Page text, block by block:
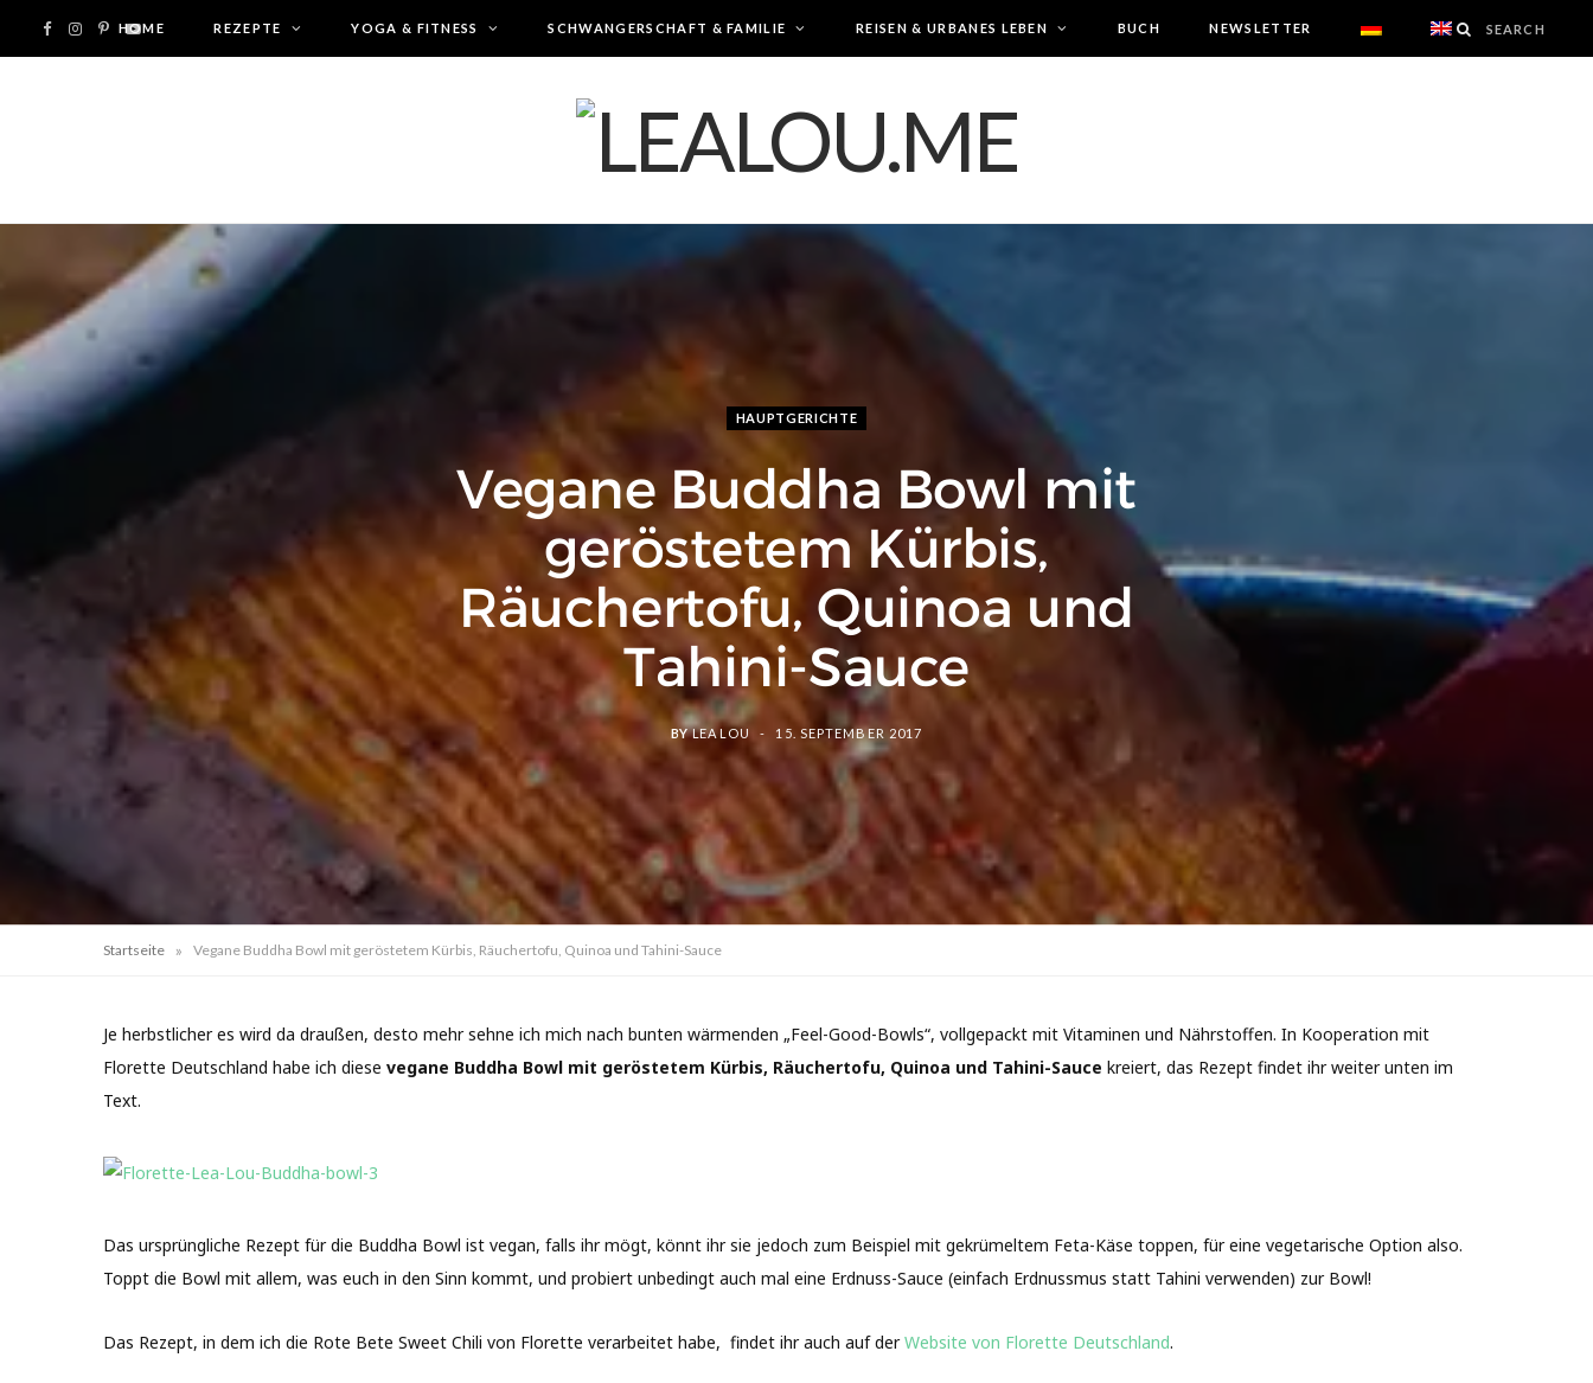
F
k
I
g
P
e
Y
u
e
HOME REZEPTE YOGA & FITNESS SCHWANGERSCHAFT & FAMILIE REISEN & URBANES LEBEN BUCH NEWSLETTER
HAUPTGERICHTE
Vegane Buddha Bowl mit
geröstetem Kürbis,
Räuchertofu, Quinoa und
Tahini-Sauce
BY LEA LOU 15. SEPTEMBER 2017
Startseite » Vegane Buddha Bowl mit geröstetem Kürbis, Räuchertofu, Quinoa und Tahini-Sauce
Je herbstlicher es wird da draußen, desto mehr sehne ich mich nach bunten wärmenden „Feel-Good-Bowls“, vollgepackt mit Vitaminen und Nährstoffen. In Kooperation mit
Florette Deutschland habe ich diese vegane Buddha Bowl mit geröstetem Kürbis, Räuchertofu, Quinoa und Tahini-Sauce kreiert, das Rezept findet ihr weiter unten im
Text.
Das ursprüngliche Rezept für die Buddha Bowl ist vegan, falls ihr mögt, könnt ihr sie jedoch zum Beispiel mit gekrümeltem Feta-Käse toppen, für eine vegetarische Option also.
Toppt die Bowl mit allem, was euch in den Sinn kommt, und probiert unbedingt auch mal eine Erdnuss-Sauce (einfach Erdnussmus statt Tahini verwenden) zur Bowl!
Das Rezept, in dem ich die Rote Bete Sweet Chili von Florette verarbeitet habe, findet ihr auch auf derWebsite von Florette Deutschland.